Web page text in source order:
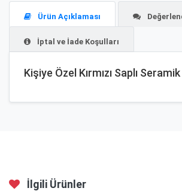
Ürün Açıklaması
İptal ve İade Koşulları
Kişiye Özel Kırmızı Saplı
İlgili Ürünler